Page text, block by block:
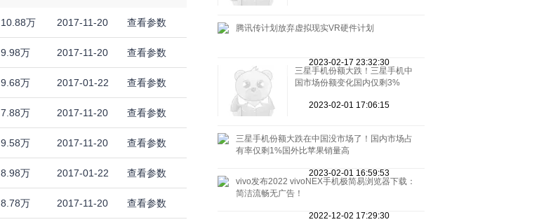
10.88万 2017-11-20 查看参数
9.98万 2017-11-20 查看参数
9.68万 2017-01-22 查看参数
7.88万 2017-11-20 查看参数
9.58万 2017-11-20 查看参数
8.98万 2017-01-22 查看参数
8.78万 2017-11-20 查看参数
腾讯传计划放弃虚拟现实VR硬件计划
2023-02-17 23:32:30
三星手机份额大跌！三星手机中
国市场份额变化国内仅剩3%
2023-02-01 17:06:15
三星手机份额大跌在中国没市场了！国内市场占
有率仅剩1%国外比苹果销量高
2023-02-01 16:59:53
vivo发布2022 vivoNEX手机极简易浏览器下载：
简洁流畅无广告！
2022-12-02 17:29:30